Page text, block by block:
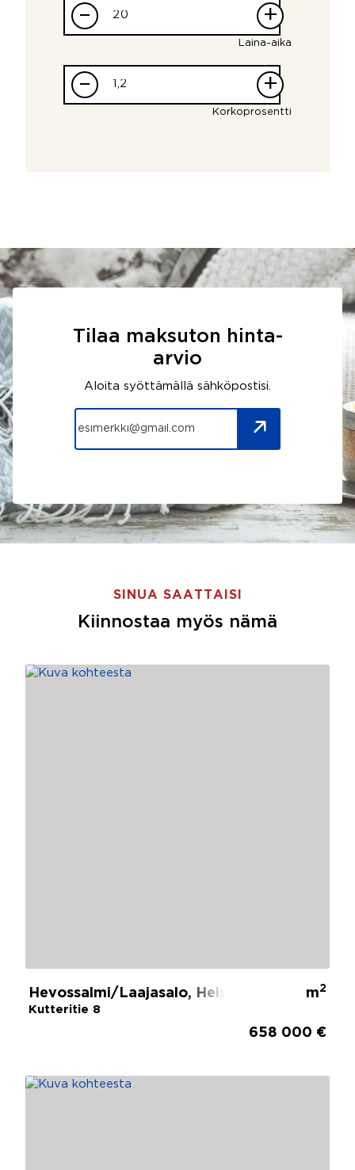
– +
Laina-aika
– +
Korkoprosentti
Tilaa maksuton hinta-
arvio
Aloita syöttämällä sähköpostisi.
SINUA SAATTAISI
Kiinnostaa myös nämä
Hevossalmi/Laajasalo, Helsinki
Kutteritie 8
m2
658 000 €